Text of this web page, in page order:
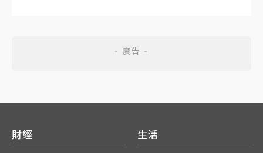
財經 生活